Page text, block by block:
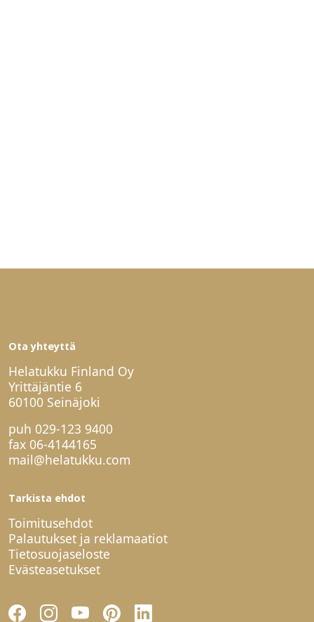
Ota yhteyttä
Helatukku Finland Oy
Yrittäjäntie 6
60100 Seinäjoki
puh 029-123 9400
fax 06-4144165
mail@helatukku.com
Tarkista ehdot
Toimitusehdot
Palautukset ja reklamaatiot
Tietosuojaseloste
Evästeasetukset